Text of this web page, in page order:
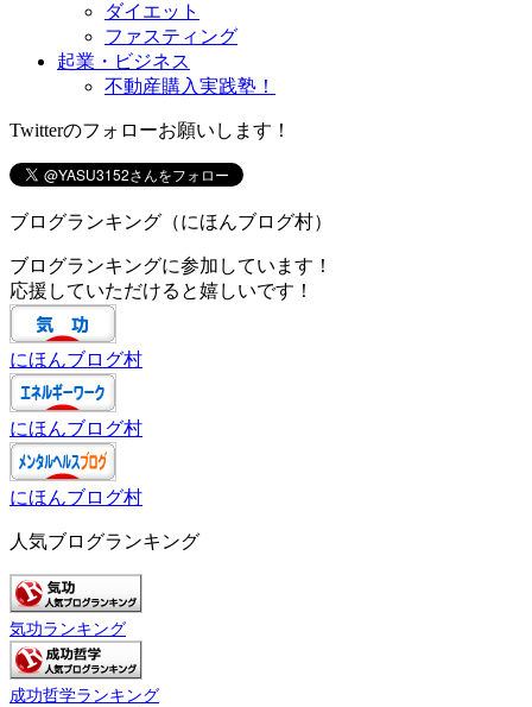
ダイエット
ファスティング
起業・ビジネス
不動産購入実践塾！
Twitterのフォローお願いします！
ブログランキング（にほんブログ村）
ブログランキングに参加しています！
応援していただけると嬉しいです！
にほんブログ村
にほんブログ村
にほんブログ村
人気ブログランキング
気功ランキング
成功哲学ランキング